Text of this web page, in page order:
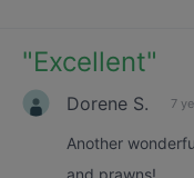
"Excellent"
Dorene S. 7
Another
and prawns!